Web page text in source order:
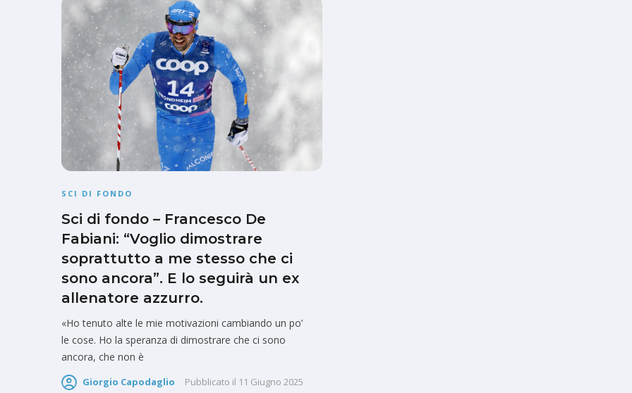
SCI DI FONDO
Sci di fondo – Francesco De
Fabiani: “Voglio dimostrare
soprattutto a me stesso che ci
sono ancora”. E lo seguirà un ex
allenatore azzurro.
«Ho tenuto alte le mie motivazioni cambiando un po’
le cose. Ho la speranza di dimostrare che ci sono
ancora, che non è
Giorgio Capodaglio Pubblicato il 11 Giugno 2025